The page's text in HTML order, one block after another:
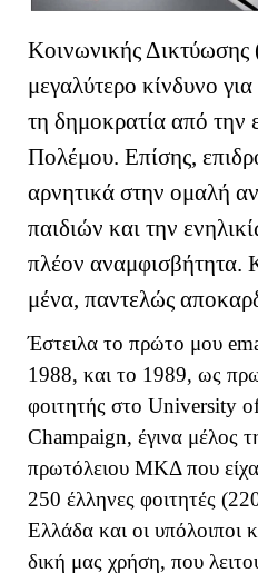
Κοινωνικής
μεγαλύτερο κίνδυνο για
τη δημοκρατία από την
Πολέμου. Επίσης,
αρνητικά στην ομαλή
παιδιών και την
πλέον αναμφισβήτητα.
μένα, παντελώς
Έστειλα το πρώτο μου
1988, και το 1989, ως
φοιτητής στο University
Champaign, έγινα μέλος
πρωτόλειου ΜΚΔ που
250 έλληνες φοιτητές
Ελλάδα και οι υπόλοιποι
δική μας χρήση, που